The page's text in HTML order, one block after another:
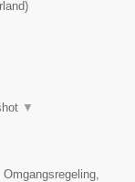
)
▼